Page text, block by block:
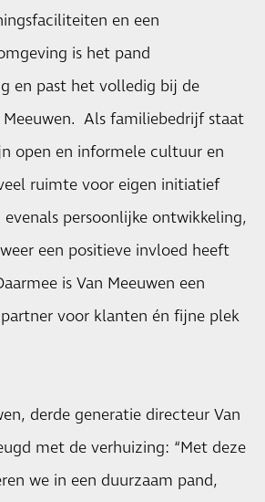
en een
is het pand
en past het volledig bij de
Als familiebedrijf staat
open en informele cultuur en
ruimte voor eigen initiatief
evenals persoonlijke ontwikkeling,
een positieve invloed heeft
is Van Meeuwen een
voor klanten én fijne plek
derde generatie directeur Van
met de verhuizing: “Met deze
we in een duurzaam pand,